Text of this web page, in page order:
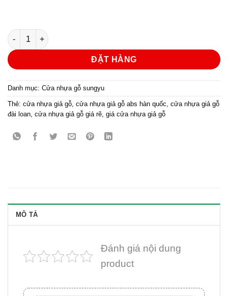
Cửa nhựa gỗ Sung Yu Mẫu: B-772 số lượng
ĐẶT HÀNG
Danh mục: Cửa nhựa gỗ sungyu
Thẻ: cửa nhựa giả gỗ cửa nhựa giả gỗ abs hàn quốc cửa nhựa giả gỗ
đài loan cửa nhựa giả gỗ giá rẽ giá cửa nhựa giả gỗ
MÔ TẢ
Đánh giá nội dung
product